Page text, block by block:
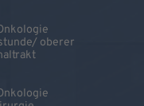
oberer